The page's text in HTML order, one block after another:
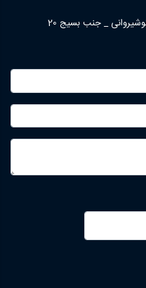
_ جنب بسیج 20